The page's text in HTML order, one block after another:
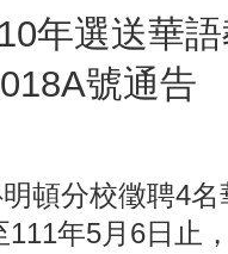
年選送華
號通告
頓分校徵聘4
年5月6日止